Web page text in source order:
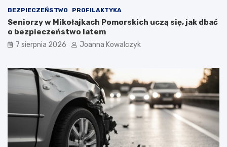
BEZPIECZEŃSTWO PROFILAKTYKA
Seniorzy w Mikołajkach Pomorskich uczą się, jak dbać
o bezpieczeństwo latem
7 sierpnia 2026 Joanna Kowalczyk